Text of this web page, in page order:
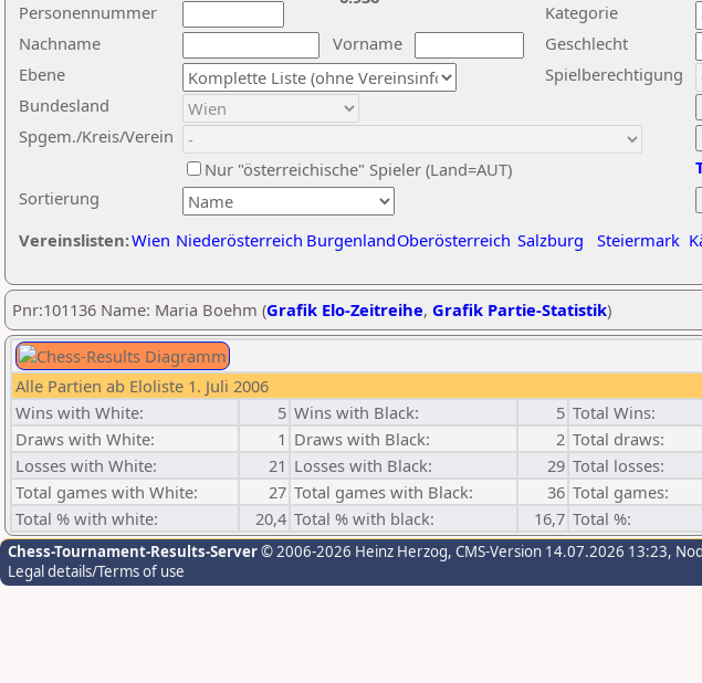
Nachname
Vorname
Ebene
Kategorie
Sortierung
Personennummer
Bundesland
Spgem./Kreis/Verein
Geschlecht
Nur "österreichische" Spieler (Land=AUT)
Spielberechtigung
Vereinslisten:Wien Niederösterreich BurgenlandOberösterreich Salzburg Steiermark
Pnr:101136 Name: Maria Boehm (Grafik Elo-Zeitreihe, Grafik Partie-Statistik)
Alle Partien ab Eloliste 1. Juli 2006
Wins with White:
5 Wins with Black: 5 Total Wins:
Draws with White:
1 Draws with Black: 2 Total draws:
Losses with White:
21 Losses with Black: 29 Total losses:
Total games with White:
27 Total games with Black: 36 Total games:
Total % with white:
20,4 Total % with black: 16,7 Total %:
Chess-Tournament-Results-Server© 2006-2026 Heinz Herzog, CMS-Version 14.07.2026 13:23,
Legal details/Terms of use